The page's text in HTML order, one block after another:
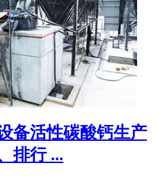
备活性碳酸钙生产
排行 ...